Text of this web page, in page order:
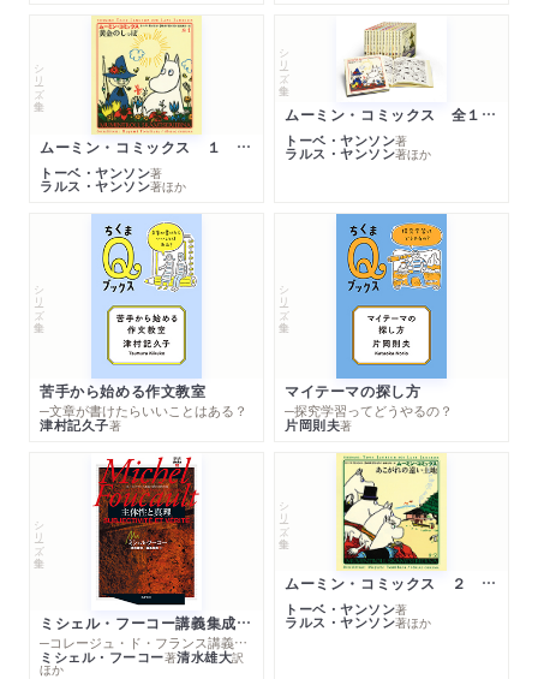
シリーズ・全集
ムーミン・コミックス １ 黄金のしっぽ
トーベ・ヤンソン著
ラルス・ヤンソン著ほか
シリーズ・全集
ムーミン・コミックス 全１４巻セット
トーベ・ヤンソン著
ラルス・ヤンソン著ほか
シリーズ・全集
苦手から始める作文教室
─文章が書けたらいいことはある？
津村記久子著
シリーズ・全集
マイテーマの探し方
─探究学習ってどうやるの？
片岡則夫著
シリーズ・全集
ミシェル・フーコー講義集成１０ 主体性と真理
─コレージュ・ド・フランス講義１９８０－１９８１年度
ミシェル・フーコー著清水雄大訳
ほか
シリーズ・全集
ムーミン・コミックス ２ あこがれの遠い土地
トーベ・ヤンソン著
ラルス・ヤンソン著ほか